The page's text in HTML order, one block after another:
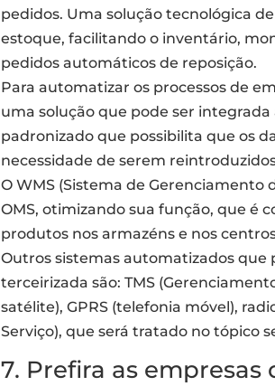
pedidos. Uma solução tecnológica
estoque, facilitando o inventário,
pedidos automáticos de reposição.
Para automatizar os processos de
uma solução que pode ser
padronizado que possibilita que os
necessidade de serem
O WMS (Sistema de
OMS, otimizando sua função, que é
produtos nos armazéns e nos
Outros sistemas automatizados que
terceirizada são: TMS
satélite), GPRS (telefonia móvel),
Serviço), que será tratado no tópico
7. Prefira as